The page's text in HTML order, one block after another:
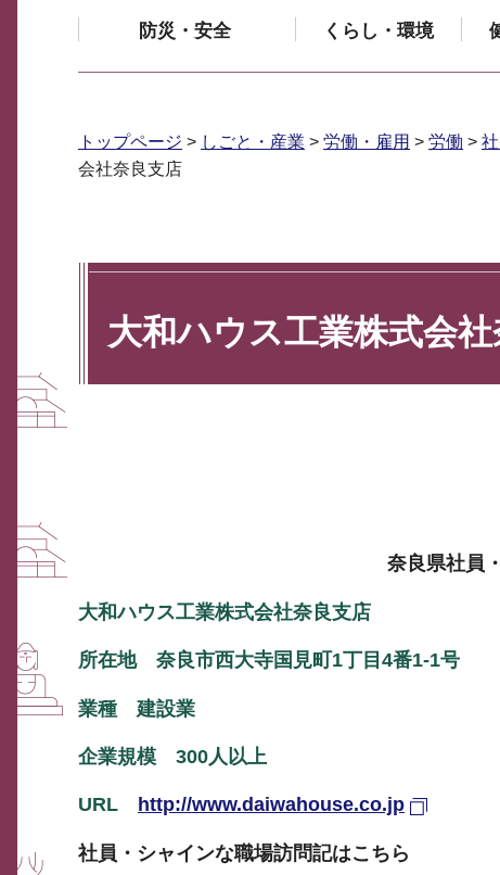
防災・安全 くらし・環境
トップページ > しごと・産業 > 労働・雇用 > 労働 >
会社奈良支店
大和ハウス工業株式会
奈良県社員
大和ハウス工業株式会社奈良支店
所在地 奈良市西大寺国見町1丁目4番1-1号
業種 建設業
企業規模 300人以上
URL http://www.daiwahouse.co.jp
社員・シャインな職場訪問記はこちら